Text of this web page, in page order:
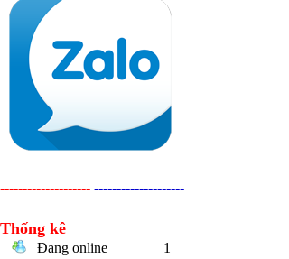
-------------------- --------------------
Thống kê
Đang online
1